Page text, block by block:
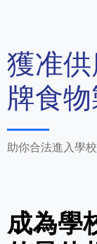
獲准
牌食
助你合法進入學
成為學